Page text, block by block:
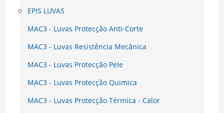
EPIS LUVAS
MAC3 - Luvas Protecção Anti-Corte
MAC3 - Luvas Resistência Mecânica
MAC3 - Luvas Protecção Pele
MAC3 - Luvas Protecção Quimica
MAC3 - Luvas Protecção Térmica - Calor